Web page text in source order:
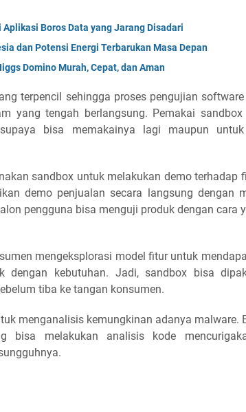
Boros Data yang Jarang Disadari
dan Potensi Energi Terbarukan Masa Depan
Domino Murah, Cepat, dan Aman
terpencil sehingga proses pengujian
yang tengah berlangsung. Pemakai sandbox
bisa memakainya lagi maupun
sandbox untuk melakukan demo terhadap
demo penjualan secara langsung dengan
pengguna bisa menguji produk dengan cara
mengeksplorasi model fitur untuk
dengan kebutuhan. Jadi, sandbox bisa
tiba ke tangan konsumen.
menganalisis kemungkinan adanya malware.
bisa melakukan analisis kode